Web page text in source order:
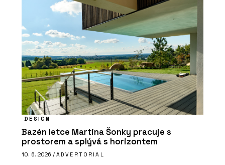
DESIGN
Bazén letce Martina Šonky pracuje s
prostorem a splývá s horizontem
10. 6. 2026 / ADVERTORIAL